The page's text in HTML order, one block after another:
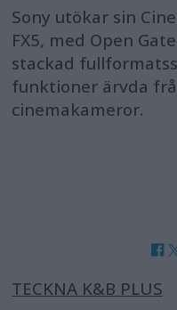
Sony utökar sin
FX5, med Open
stackad
funktioner ärvda
cinemakameror.
TECKNA K&B PLUS